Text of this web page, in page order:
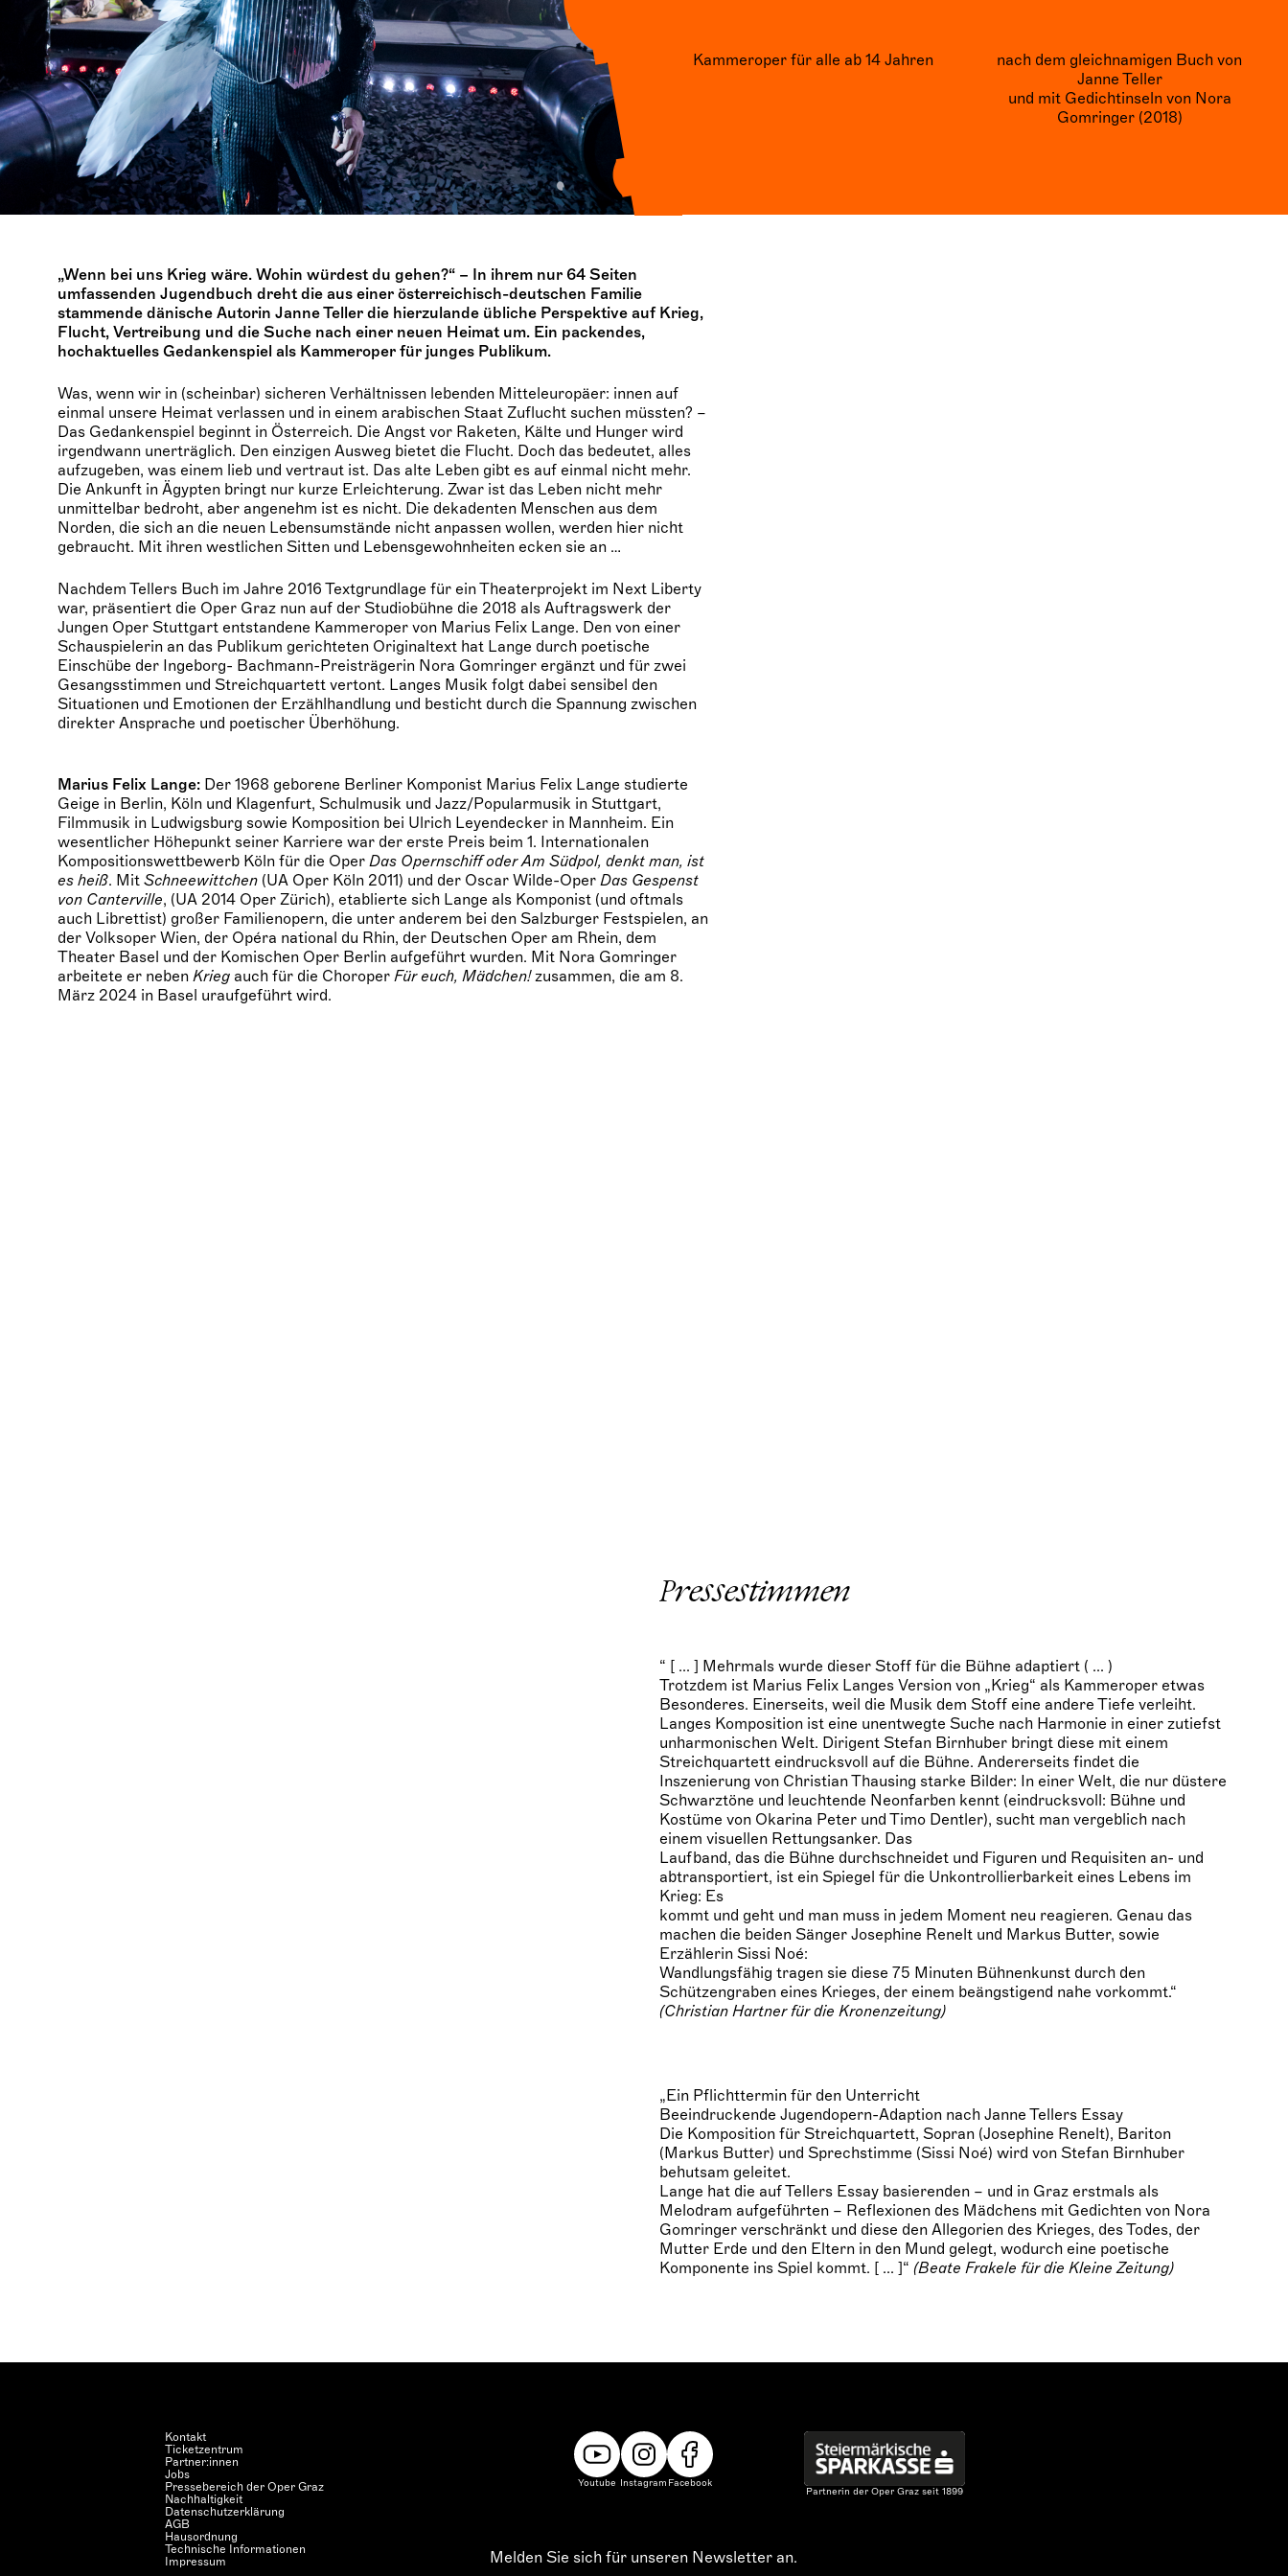
Kammeroper für alle ab 14 Jahren
nach dem gleichnamigen Buch von
Janne Teller
und mit Gedichtinseln von Nora
Gomringer (2018)
„Wenn bei uns Krieg wäre. Wohin würdest du gehen?“ – In ihrem nur 64 Seiten
umfassenden Jugendbuch dreht die aus einer österreichisch-deutschen Familie
stammende dänische Autorin Janne Teller die hierzulande übliche Perspektive auf Krieg,
Flucht, Vertreibung und die Suche nach einer neuen Heimat um. Ein packendes,
hochaktuelles Gedankenspiel als Kammeroper für junges Publikum.
Was, wenn wir in (scheinbar) sicheren Verhältnissen lebenden Mitteleuropäer: innen auf
einmal unsere Heimat verlassen und in einem arabischen Staat Zuflucht suchen müssten? –
Das Gedankenspiel beginnt in Österreich. Die Angst vor Raketen, Kälte und Hunger wird
irgendwann unerträglich. Den einzigen Ausweg bietet die Flucht. Doch das bedeutet, alles
aufzugeben, was einem lieb und vertraut ist. Das alte Leben gibt es auf einmal nicht mehr.
Die Ankunft in Ägypten bringt nur kurze Erleichterung. Zwar ist das Leben nicht mehr
unmittelbar bedroht, aber angenehm ist es nicht. Die dekadenten Menschen aus dem
Norden, die sich an die neuen Lebensumstände nicht anpassen wollen, werden hier nicht
gebraucht. Mit ihren westlichen Sitten und Lebensgewohnheiten ecken sie an …
Nachdem Tellers Buch im Jahre 2016 Textgrundlage für ein Theaterprojekt im Next Liberty
war, präsentiert die Oper Graz nun auf der Studiobühne die 2018 als Auftragswerk der
Jungen Oper Stuttgart entstandene Kammeroper von Marius Felix Lange. Den von einer
Schauspielerin an das Publikum gerichteten Originaltext hat Lange durch poetische
Einschübe der Ingeborg- Bachmann-Preisträgerin Nora Gomringer ergänzt und für zwei
Gesangsstimmen und Streichquartett vertont. Langes Musik folgt dabei sensibel den
Situationen und Emotionen der Erzählhandlung und besticht durch die Spannung zwischen
direkter Ansprache und poetischer Überhöhung.
Marius Felix Lange: Der 1968 geborene Berliner Komponist Marius Felix Lange studierte
Geige in Berlin, Köln und Klagenfurt, Schulmusik und Jazz/Popularmusik in Stuttgart,
Filmmusik in Ludwigsburg sowie Komposition bei Ulrich Leyendecker in Mannheim. Ein
wesentlicher Höhepunkt seiner Karriere war der erste Preis beim 1. Internationalen
Kompositionswettbewerb Köln für die Oper Das Opernschiff oder Am Südpol, denkt man, ist
es heiß. Mit Schneewittchen (UA Oper Köln 2011) und der Oscar Wilde-Oper Das Gespenst
von Canterville, (UA 2014 Oper Zürich), etablierte sich Lange als Komponist (und oftmals
auch Librettist) großer Familienopern, die unter anderem bei den Salzburger Festspielen, an
der Volksoper Wien, der Opéra national du Rhin, der Deutschen Oper am Rhein, dem
Theater Basel und der Komischen Oper Berlin aufgeführt wurden. Mit Nora Gomringer
arbeitete er neben Krieg auch für die Choroper Für euch, Mädchen!zusammen, die am 8.
März 2024 in Basel uraufgeführt wird.
Pressestimmen
“ [ ... ] Mehrmals wurde dieser Stoff für die Bühne adaptiert ( ... )
Trotzdem ist Marius Felix Langes Version von „Krieg“ als Kammeroper etwas
Besonderes. Einerseits, weil die Musik dem Stoff eine andere Tiefe verleiht.
Langes Komposition ist eine unentwegte Suche nach Harmonie in einer zutiefst
unharmonischen Welt. Dirigent Stefan Birnhuber bringt diese mit einem
Streichquartett eindrucksvoll auf die Bühne. Andererseits findet die
Inszenierung von Christian Thausing starke Bilder: In einer Welt, die nur düstere
Schwarztöne und leuchtende Neonfarben kennt (eindrucksvoll: Bühne und
Kostüme von Okarina Peter und Timo Dentler), sucht man vergeblich nach
einem visuellen Rettungsanker. Das
Laufband, das die Bühne durchschneidet und Figuren und Requisiten an- und
abtransportiert, ist ein Spiegel für die Unkontrollierbarkeit eines Lebens im
Krieg: Es
kommt und geht und man muss in jedem Moment neu reagieren. Genau das
machen die beiden Sänger Josephine Renelt und Markus Butter, sowie
Erzählerin Sissi Noé:
Wandlungsfähig tragen sie diese 75 Minuten Bühnenkunst durch den
Schützengraben eines Krieges, der einem beängstigend nahe vorkommt.“
(Christian Hartner für die Kronenzeitung)
„Ein Pflichttermin für den Unterricht
Beeindruckende Jugendopern-Adaption nach Janne Tellers Essay
Die Komposition für Streichquartett, Sopran (Josephine Renelt), Bariton
(Markus Butter) und Sprechstimme (Sissi Noé) wird von Stefan Birnhuber
behutsam geleitet.
Lange hat die auf Tellers Essay basierenden – und in Graz erstmals als
Melodram aufgeführten – Reflexionen des Mädchens mit Gedichten von Nora
Gomringer verschränkt und diese den Allegorien des Krieges, des Todes, der
Mutter Erde und den Eltern in den Mund gelegt, wodurch eine poetische
Komponente ins Spiel kommt. [ ... ]“ (Beate Frakele für die Kleine Zeitung)
Kontakt
Ticketzentrum
Partner:innen
Jobs
Pressebereich der Oper Graz
Nachhaltigkeit
Datenschutzerklärung
AGB
Hausordnung
Technische Informationen
Impressum
Youtube Instagram Facebook
Melden Sie sich für unseren Newsletter an.
Partnerin der Oper Graz seit 1899